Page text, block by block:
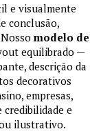
e visualmente
conclusão,
modelo de
equilibrado —
descrição da
decorativos
empresas,
e
ilustrativo.